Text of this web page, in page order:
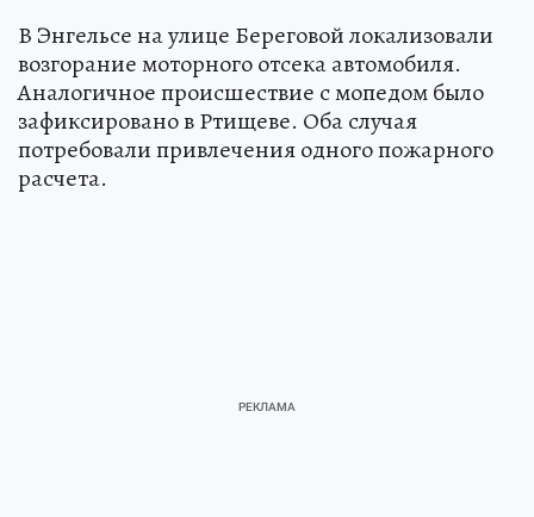
В Энгельсе на улице Береговой локализовали
возгорание моторного отсека автомобиля.
Аналогичное происшествие с мопедом было
зафиксировано в Ртищеве. Оба случая
потребовали привлечения одного пожарного
расчета.